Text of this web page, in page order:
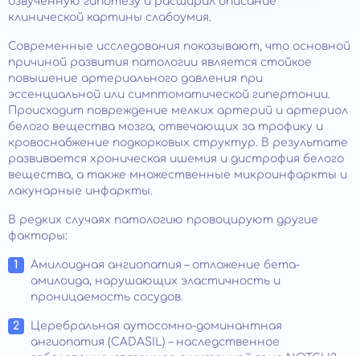
клинической картины слабоумия.
Современные исследования показывают, что основной
причиной развития патологии является стойкое
повышение артериального давления при
эссенциальной или симптоматической гипертонии.
Происходит повреждение мелких артерий и артериол
белого вещества мозга, отвечающих за трофику и
кровоснабжение подкорковых структур. В результате
развивается хроническая ишемия и дистрофия белого
вещества, а также множественные микроинфаркты и
лакунарные инфаркты.
В редких случаях патологию провоцируют другие
факторы:
Амилоидная ангиопатия – отложение бета-
амилоида, нарушающих эластичность и
проницаемость сосудов.
Церебральная аутосомно-доминантная
ангиопатия (САDАSIL) – наследственное